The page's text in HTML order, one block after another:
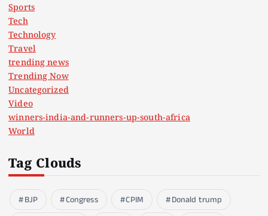
Sports
Tech
Technology
Travel
trending news
Trending Now
Uncategorized
Video
winners-india-and-runners-up-south-africa
World
Tag Clouds
BJP Congress CPIM
Donald trump